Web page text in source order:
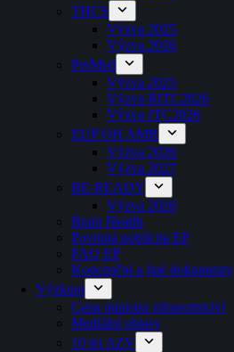
THCS
Výzva 2025
Výzva 2026
PerMed
Výzva 2025
Výzva RITC2026
Výzva JTC2026
EUP OH AMR
Výzva 2026
Výzva 2027
BE-READY
Výzva 2026
Brain Health
Povinná publicita EP
FAQ EP
Koncepční a jiné dokumenty
Výzkum
Cena ministra zdravotnictví
Mediální ohlasy
10 let AZV